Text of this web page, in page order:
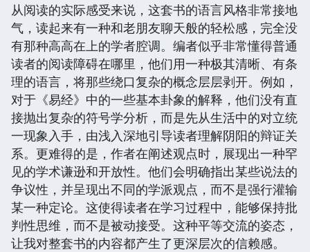
从阅读的实际感受来说，这套书的语言风格非常接地
气，读起来有一种和老朋友聊天般的轻松感，完全没
有那种高高在上的学者腔调。编者似乎非常懂得普通
读者的阅读障碍在哪里，他们用一种极其清晰、有条
理的语言，将那些绕口复杂的概念层层剥开。例如，
对于《易经》中的一些基本卦象的解释，他们没有直
接抛出复杂的符号学分析，而是先从生活中的对立统
一现象入手，由浅入深地引导读者理解阴阳的辩证关
系。更难得的是，作者在阐述观点时，展现出一种罕
见的学术谦逊和开放性。他们会明确指出某些说法的
争议性，并呈现出不同的学派观点，而不是强行灌输
某一种定论。这使得读者在学习过程中，能够保持批
判性思维，而不是被动接受。这种平等交流的姿态，
让我对整套书的内容都产生了更深层次的信赖感。